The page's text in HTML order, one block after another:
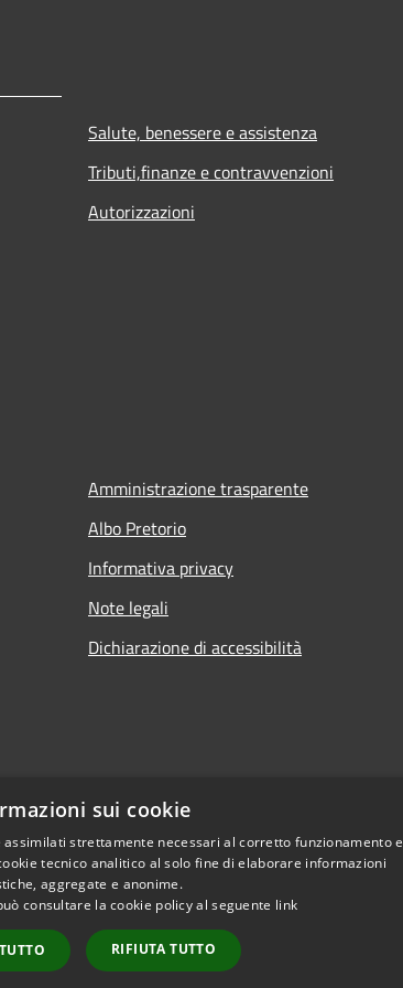
Salute, benessere e assistenza
Tributi,finanze e contravvenzioni
Autorizzazioni
Amministrazione trasparente
Albo Pretorio
Informativa privacy
Note legali
Dichiarazione di accessibilità
sui cookie
strettamente necessari al corretto funzionamento e
tecnico analitico al solo fine di elaborare informazioni
aggregate e anonime.
consultare la cookie policy al seguente link
RIFIUTA TUTTO